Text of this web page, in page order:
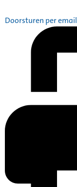
Doorsturen per email